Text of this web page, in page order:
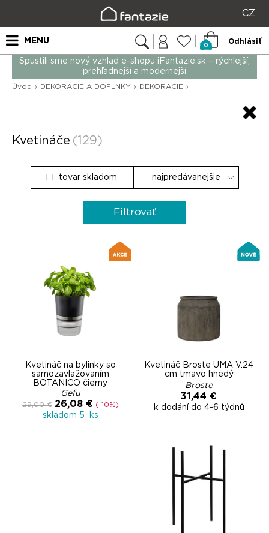
CZ
MENU
0
Odhlásiť
Spustili sme nový vzhľad e-shopu iFantazie.sk – rýchlejší,
prehľadnejší a modernejší
Úvod DEKORÁCIE A DOPLNKY DEKORÁCIE
Kvetináče (129)
tovar skladom
Filtrovať
Kvetináč na bylinky so
samozavlažovaním
BOTANICO čierny
Gefu
29,00 € 26,08 € (-10%)
skladom 5 ks
Kvetináč Broste UMA V.24
cm tmavo hnedý
Broste
31,44 €
k dodání do 4-6 týdnů